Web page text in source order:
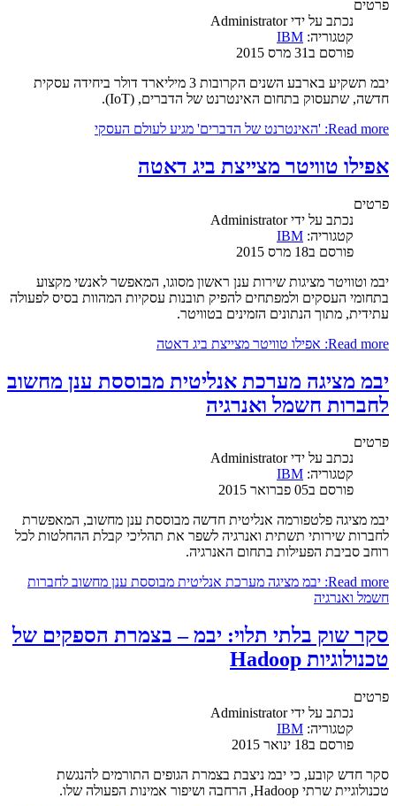
פרטים
נכתב על ידיAdministrator
קטגוריה: IBM
פורסם ב31 מרס 2015
יבמ תשקיע בארבע השנים הקרובות 3 מיליארד דולר ביחידה עסקית
חדשה, שתעסוק בתחום האינטרנט של הדברים, (IoT).
Read more: 'האינטרנט של הדברים' מגיע לעולם העסקי
אפילו טוויטר מצייצת ביג דאטה
פרטים
נכתב על ידיAdministrator
קטגוריה: IBM
פורסם ב18 מרס 2015
יבמ וטוויטר מציגות שירות ענן ראשון מסוגו, המאפשר לאנשי מקצוע
בתחומי העסקים ולמפתחים להפיק תובנות עסקיות המהוות בסיס לפעולה
עתידית, מתוך הנתונים הזמינים בטוויטר.
Read more: אפילו טוויטר מצייצת ביג דאטה
יבמ מציגה מערכת אנליטית מבוססת ענן מחשוב
לחברות חשמל ואנרגיה
פרטים
נכתב על ידיAdministrator
קטגוריה: IBM
פורסם ב05 פברואר 2015
יבמ מציגה פלטפורמה אנליטית חדשה מבוססת ענן מחשוב, המאפשרת
לחברות שירותי תשתית ואנרגיה לשפר את תהליכי קבלת ההחלטות לכל
רוחב סביבת הפעילות בתחום האנרגיה.
Read more: יבמ מציגה מערכת אנליטית מבוססת ענן מחשוב לחברות
חשמל ואנרגיה
סקר שוק בלתי תלוי: יבמ – בצמרת הספקים של
טכנולוגיות Hadoop
פרטים
נכתב על ידיAdministrator
קטגוריה: IBM
פורסם ב18 ינואר 2015
סקר חדש קובע, כי יבמ ניצבת בצמרת הגופים התורמים להנגשת
טכנולוגיית שרתי Hadoop, הרחבה ושיפור אמינות הפעולה שלו.